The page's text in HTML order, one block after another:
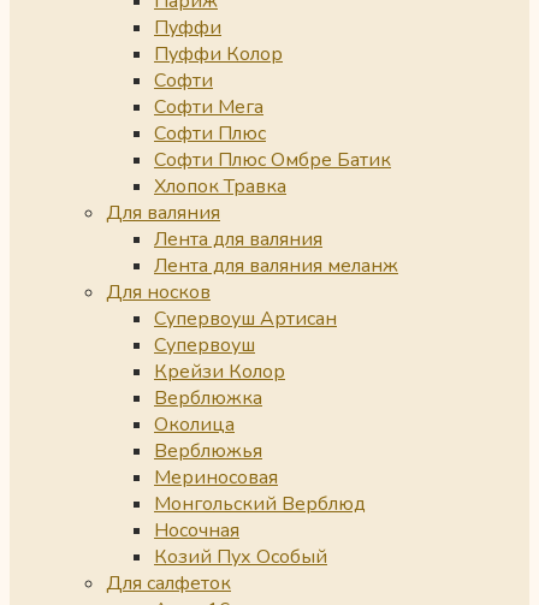
Пуффи
Пуффи Колор
Софти
Софти Мега
Софти Плюс
Софти Плюс Омбре Батик
Хлопок Травка
Для валяния
Лента для валяния
Лента для валяния меланж
Для носков
Супервоуш Артисан
Супервоуш
Крейзи Колор
Верблюжка
Околица
Верблюжья
Мериносовая
Монгольский Верблюд
Носочная
Козий Пух Особый
Для салфеток